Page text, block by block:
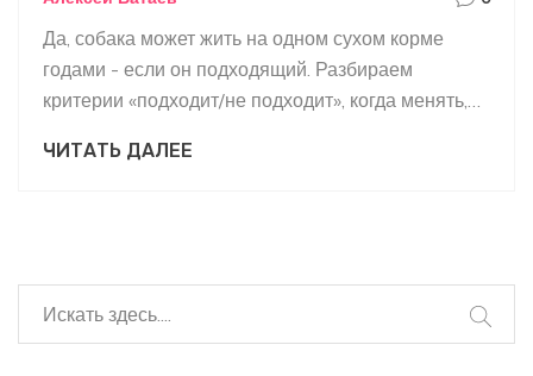
Да, собака может жить на одном сухом корме
годами - если он подходящий. Разбираем
критерии «подходит/не подходит», когда менять,
ЧИТАТЬ ДАЛЕЕ